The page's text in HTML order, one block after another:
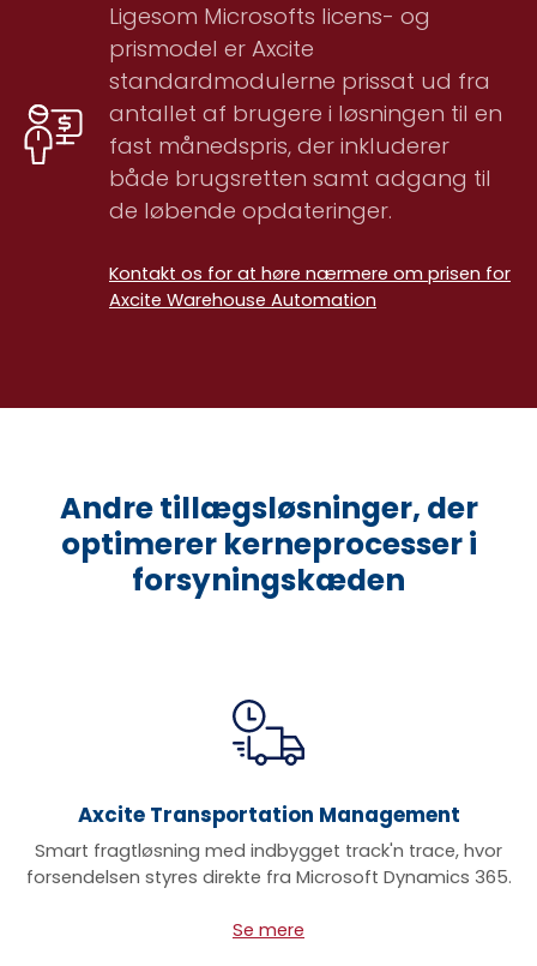
Ligesom Microsofts licens- og
prismodel er Axcite
standardmodulerne prissat ud fra
antallet af brugere i løsningen til en
fast månedspris, der inkluderer
både brugsretten samt adgang til
de løbende opdateringer.
Kontakt os for at høre nærmere om prisen for
Axcite Warehouse Automation
Andre tillægsløsninger, der
optimerer kerneprocesser i
forsyningskæden
Axcite Transportation Management
Smart fragtløsning med indbygget track'n trace, hvor
forsendelsen styres direkte fra Microsoft Dynamics 365.
Se mere